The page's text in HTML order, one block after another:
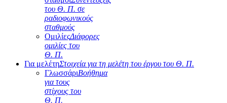
του Θ. Π. σε
ραδιοφωνικούς
σταθμούς
ΟμιλίεςΔιάφορες
ομιλίες του
Θ. Π.
Για μελέτηΣτοιχεία για τη μελέτη του έργου του Θ. Π.
ΓλωσσάριΒοήθημα
για τους
στίχους του
Θ. Π.